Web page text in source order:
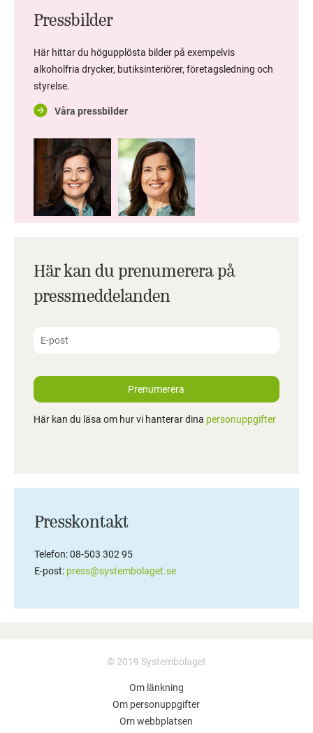
Pressbilder
Här hittar du högupplösta bilder på exempelvis
alkoholfria drycker, butiksinteriörer, företagsledning och
styrelse.
Våra pressbilder
Här kan du prenumerera på
pressmeddelanden
Prenumerera
Här kan du läsa om hur vi hanterar dina personuppgifter
Presskontakt
Telefon: 08-503 302 95
E-post: press@systembolaget.se
© 2019 Systembolaget
Om länkning
Om personuppgifter
Om webbplatsen